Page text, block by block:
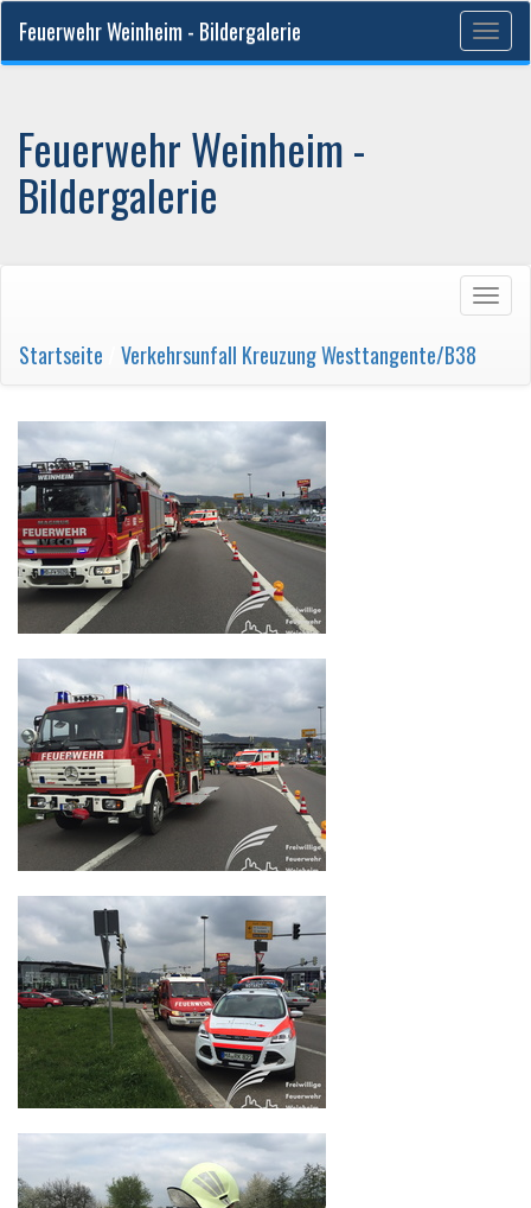
Feuerwehr Weinheim - Bildergalerie
Feuerwehr Weinheim -
Bildergalerie
Startseite Verkehrsunfall Kreuzung Westtangente/B38